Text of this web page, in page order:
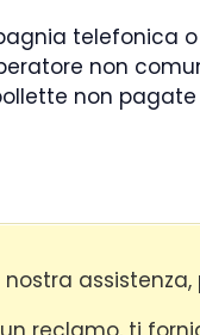
telefonica
non
non pagate